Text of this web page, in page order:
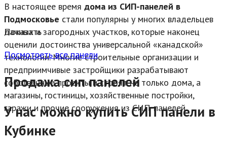
В настоящее время дома из СИП-панелей в
Подмосковье стали популярны у многих владельцев
дачных и загородных участков, которые наконец
оценили достоинства универсальной «канадской»
технологии. Многие строительные организации и
предприимчивые застройщики разрабатывают
собственные проекты и строят не только дома, а
магазины, гостиницы, хозяйственные постройки,
гаражи и прочие сооружения из СИП-панелей.
Показать
Посмотреть все панели
Продажа сип панелей
У нас можно купить СИП панели в
Кубинке